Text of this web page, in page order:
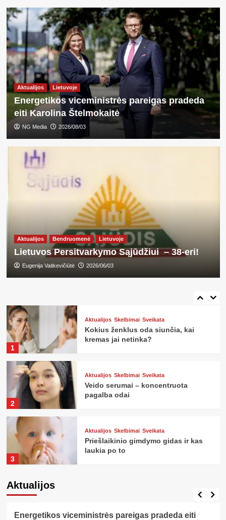
Aktualijos Lietuvoje
Energetikos viceministrės pareigas pradeda
eiti Karolina Štelmokaitė
NG Media 2026/08/03
Aktualijos Bendruomenė Lietuvoje
Lietuvos Persitvarkymo Sąjūdžiui – 38-eri!
Eugenija Vaitkevičiūtė 2026/06/03
4
Aktualijos Skelbimai Sveikata
Dantų protezavimas: kokiais atvejais
jis reikalingas?
Aktualijos Bendruomenė
„Jei būčiau skirta tiktai mane
kontroliuoti, būčiau gimusi su
1
Aktualijos Skelbimai Sveikata
Kokius ženklus oda siunčia, kai
kremas jai netinka?
2
Aktualijos Skelbimai Sveikata
Veido serumai – koncentruota
pagalba odai
3
Aktualijos Skelbimai Sveikata
Priešlaikinio gimdymo gidas ir kas
laukia po to
Dantų protezavimas: kokiais atvejais
Aktualijos
Aktualijos Lietuvoje
Energetikos viceministrės pareigas pradeda eiti